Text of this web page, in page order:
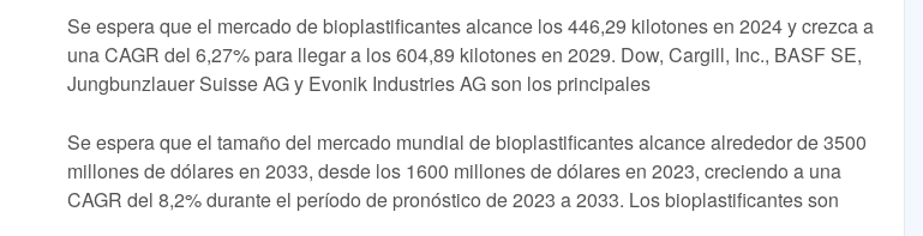
Se espera que el mercado de bioplastificantes alcance los 446,29 kilotones en 2024 y crezca a
una CAGR del 6,27% para llegar a los 604,89 kilotones en 2029. Dow, Cargill, Inc., BASF SE,
Jungbunzlauer Suisse AG y Evonik Industries AG son los principales
Se espera que el tamaño del mercado mundial de bioplastificantes alcance alrededor de 3500
millones de dólares en 2033, desde los 1600 millones de dólares en 2023, creciendo a una
CAGR del 8,2% durante el período de pronóstico de 2023 a 2033. Los bioplastificantes son